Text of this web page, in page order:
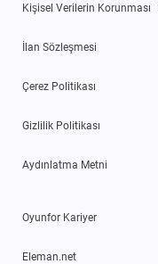
Kişisel Verilerin Korunması
İlan Sözleşmesi
Çerez Politikası
Gizlilik Politikası
Aydınlatma Metni
Oyunfor Kariyer
Eleman.net